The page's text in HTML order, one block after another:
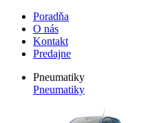
Poradňa
O nás
Kontakt
Predajne
Pneumatiky
Pneumatiky